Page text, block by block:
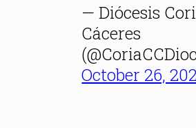
— Diócesis
Cáceres
October 26,